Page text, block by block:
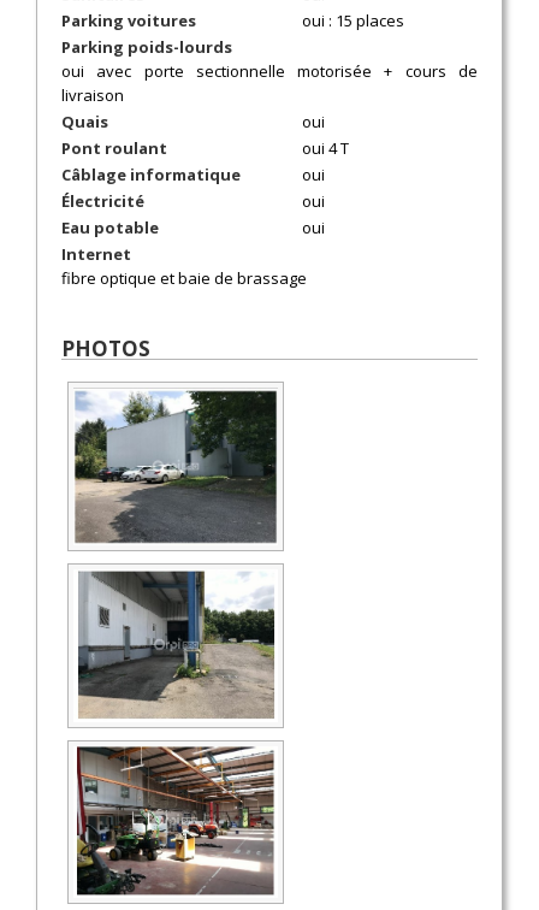
Parking voitures
oui : 15 places
Parking poids-lourds
oui avec porte sectionnelle motorisée + cours de
livraison
Quais
oui
Pont roulant
oui 4 T
Câblage informatique
oui
Électricité
oui
Eau potable
oui
Internet
fibre optique et baie de brassage
PHOTOS